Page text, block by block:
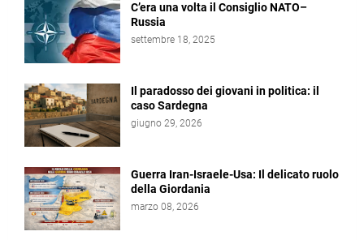
C’era una volta il Consiglio NATO–
Russia
settembre 18, 2025
Il paradosso dei giovani in politica: il
caso Sardegna
giugno 29, 2026
Guerra Iran-Israele-Usa: Il delicato ruolo
della Giordania
marzo 08, 2026